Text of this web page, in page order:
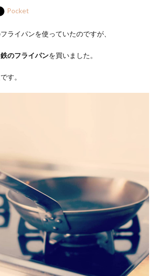
Pocket
ライパンを使っていたのですが、
鉄のフライパンを買いました。
す。